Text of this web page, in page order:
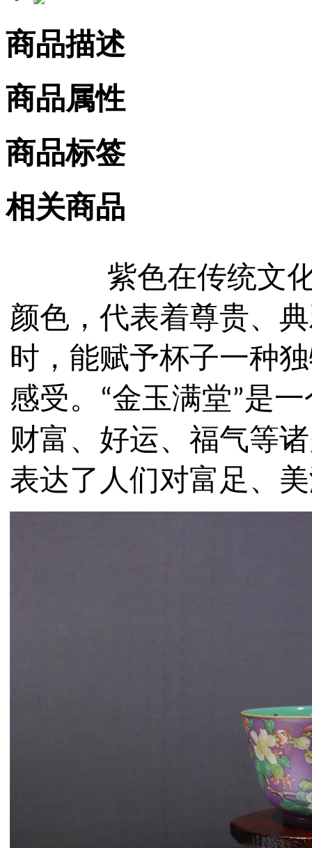
商品描述
商品属性
商品标签
相关商品
紫色在传统文
颜色，代表着尊贵、
时，能赋予杯子一种
感受。
“金玉满堂”是
财富、好运、福气等
表达了人们对富足、